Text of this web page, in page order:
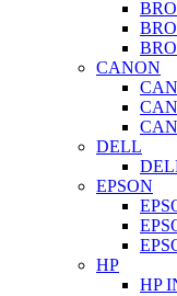
CANON
DELL
EPSON
HP
HP